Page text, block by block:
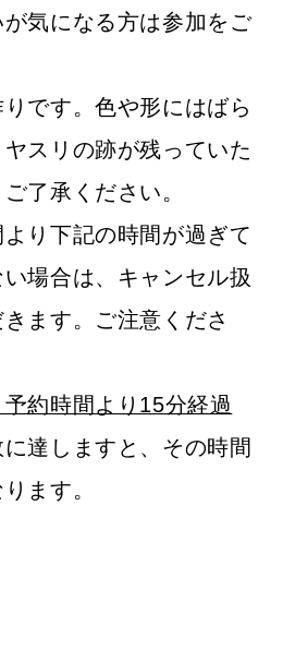
気になる方は参加をご
です。色や形にはばら
スリの跡が残っていた
了承ください。
り下記の時間が過ぎて
場合は、キャンセル扱
ます。ご注意くださ
約時間より15分経過
達しますと、その時間
ます。